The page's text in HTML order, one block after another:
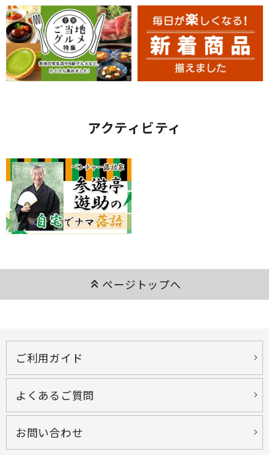
アクティビティ
keyboard_double_arrow_up ページトップへ
ご利用ガイド
よくあるご質問
お問い合わせ